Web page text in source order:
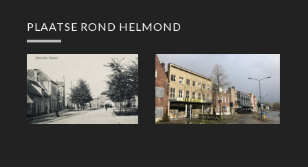
PLAATSE ROND HELMOND